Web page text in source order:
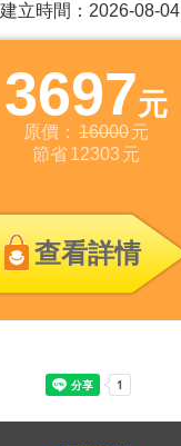
建立時間：2026-08-04
3697元
原價： 16000元
節省12303 元
查看詳情